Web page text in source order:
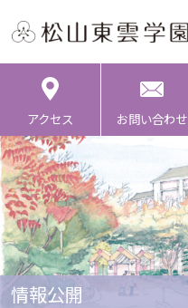
アクセス お問い合わせ
情報公開